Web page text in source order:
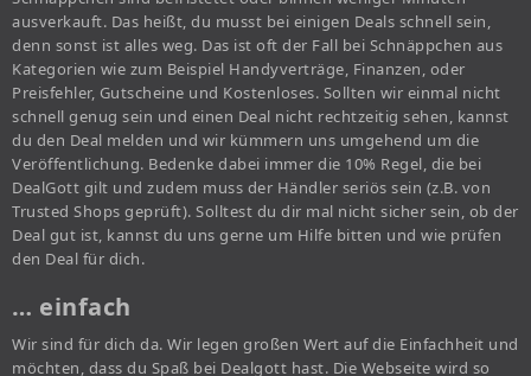
ausverkauft. Das heißt, du musst bei einigen Deals schnell sein,
denn sonst ist alles weg. Das ist oft der Fall bei Schnäppchen aus
Kategorien wie zum Beispiel Handyverträge, Finanzen, oder
Preisfehler, Gutscheine und Kostenloses. Sollten wir einmal nicht
schnell genug sein und einen Deal nicht rechtzeitig sehen, kannst
du den Deal melden und wir kümmern uns umgehend um die
Veröffentlichung. Bedenke dabei immer die 10% Regel, die bei
DealGott gilt und zudem muss der Händler seriös sein (z.B. von
Trusted Shops geprüft). Solltest du dir mal nicht sicher sein, ob der
Deal gut ist, kannst du uns gerne um Hilfe bitten und wie prüfen
den Deal für dich.
… einfach
Wir sind für dich da. Wir legen großen Wert auf die Einfachheit und
möchten, dass du Spaß bei Dealgott hast. Die Webseite wird so